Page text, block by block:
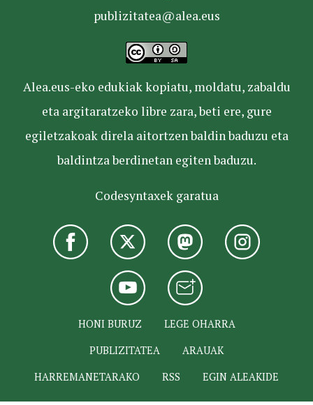
publizitatea@alea.eus
Alea.eus-eko edukiak kopiatu, moldatu, zabaldu
eta argitaratzeko libre zara, beti ere, gure
egiletzakoak direla aitortzen baldin baduzu eta
baldintza berdinetan egiten baduzu.
Codesyntaxek garatua
HONI BURUZ
LEGE OHARRA
PUBLIZITATEA
ARAUAK
HARREMANETARAKO
RSS EGIN ALEAKIDE